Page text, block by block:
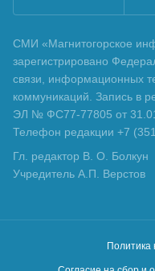
СМИ «Магнитогорское
зарегистрировано
связи, информационных
коммуникаций. Запись в
ЭЛ № ФС77-77805 от
Телефон редакции +7
Гл. редактор В. О. Болкун
Учредитель А.П. Верстов
Политика